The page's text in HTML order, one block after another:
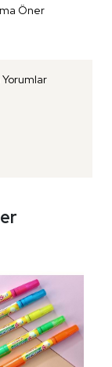
Öner